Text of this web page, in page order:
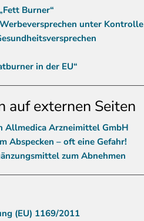
Burner“
unter Kontrolle
in der EU“
auf externen Seiten
Allmedica Arzneimittel GmbH
Abspecken – oft eine Gefahr!
zum Abnehmen
(EU) 1169/2011